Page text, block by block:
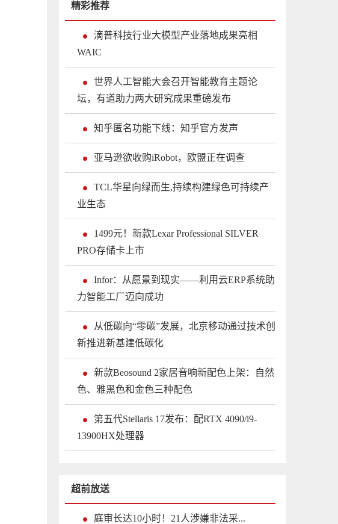
精彩推荐
滴普科技行业大模型产业落地成果亮相
WAIC
世界人工智能大会召开智能教育主题论
坛，有道助力两大研究成果重磅发布
知乎匿名功能下线：知乎官方发声
亚马逊欲收购iRobot，欧盟正在调查
TCL华星向绿而生,持续构建绿色可持续产
业生态
1499元！新款Lexar Professional SILVER
PRO存储卡上市
Infor：从愿景到现实——利用云ERP系统助
力智能工厂迈向成功
从低碳向“零碳”发展，北京移动通过技术创
新推进新基建低碳化
新款Beosound 2家居音响新配色上架：自然
色、雅黑色和金色三种配色
第五代Stellaris 17发布：配RTX 4090/i9-
13900HX处理器
超前放送
庭审长达10小时！21人涉嫌非法采...